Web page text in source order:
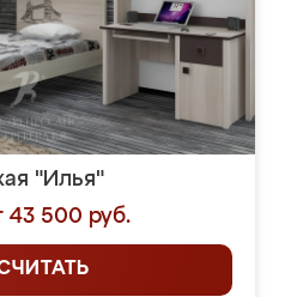
"Илья"
43 500 руб.